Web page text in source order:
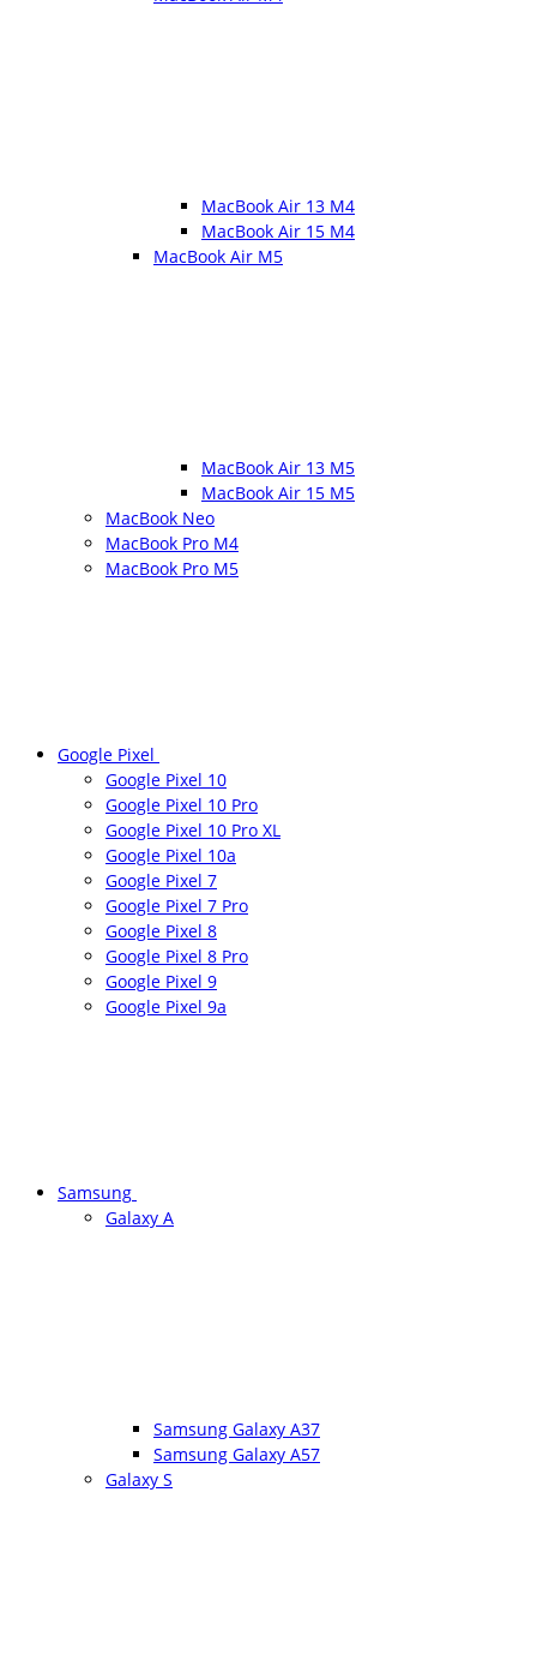
MacBook Air 13 M4
MacBook Air 15 M4
MacBook Air M5
MacBook Air 13 M5
MacBook Air 15 M5
MacBook Neo
MacBook Pro M4
MacBook Pro M5
Google Pixel
Google Pixel 10
Google Pixel 10 Pro
Google Pixel 10 Pro XL
Google Pixel 10a
Google Pixel 7
Google Pixel 7 Pro
Google Pixel 8
Google Pixel 8 Pro
Google Pixel 9
Google Pixel 9a
Samsung
Galaxy A
Samsung Galaxy A37
Samsung Galaxy A57
Galaxy S